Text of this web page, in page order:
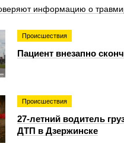
информацию о
Происшествия
Пациент внезапно
Происшествия
27-летний водитель
ДТП в Дзержинске